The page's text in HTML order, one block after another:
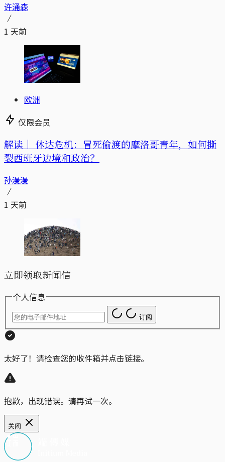
许涌森
1 天前
欧洲
仅限会员
解读｜ 休达危机：冒死偷渡的摩洛哥青年，如何撕
裂西班牙边境和政治？
孙漫漫
1 天前
立即领取新闻信
个人信息
订阅
太好了！请检查您的收件箱并点击链接。
抱歉，出现错误。请再试一次。
关闭